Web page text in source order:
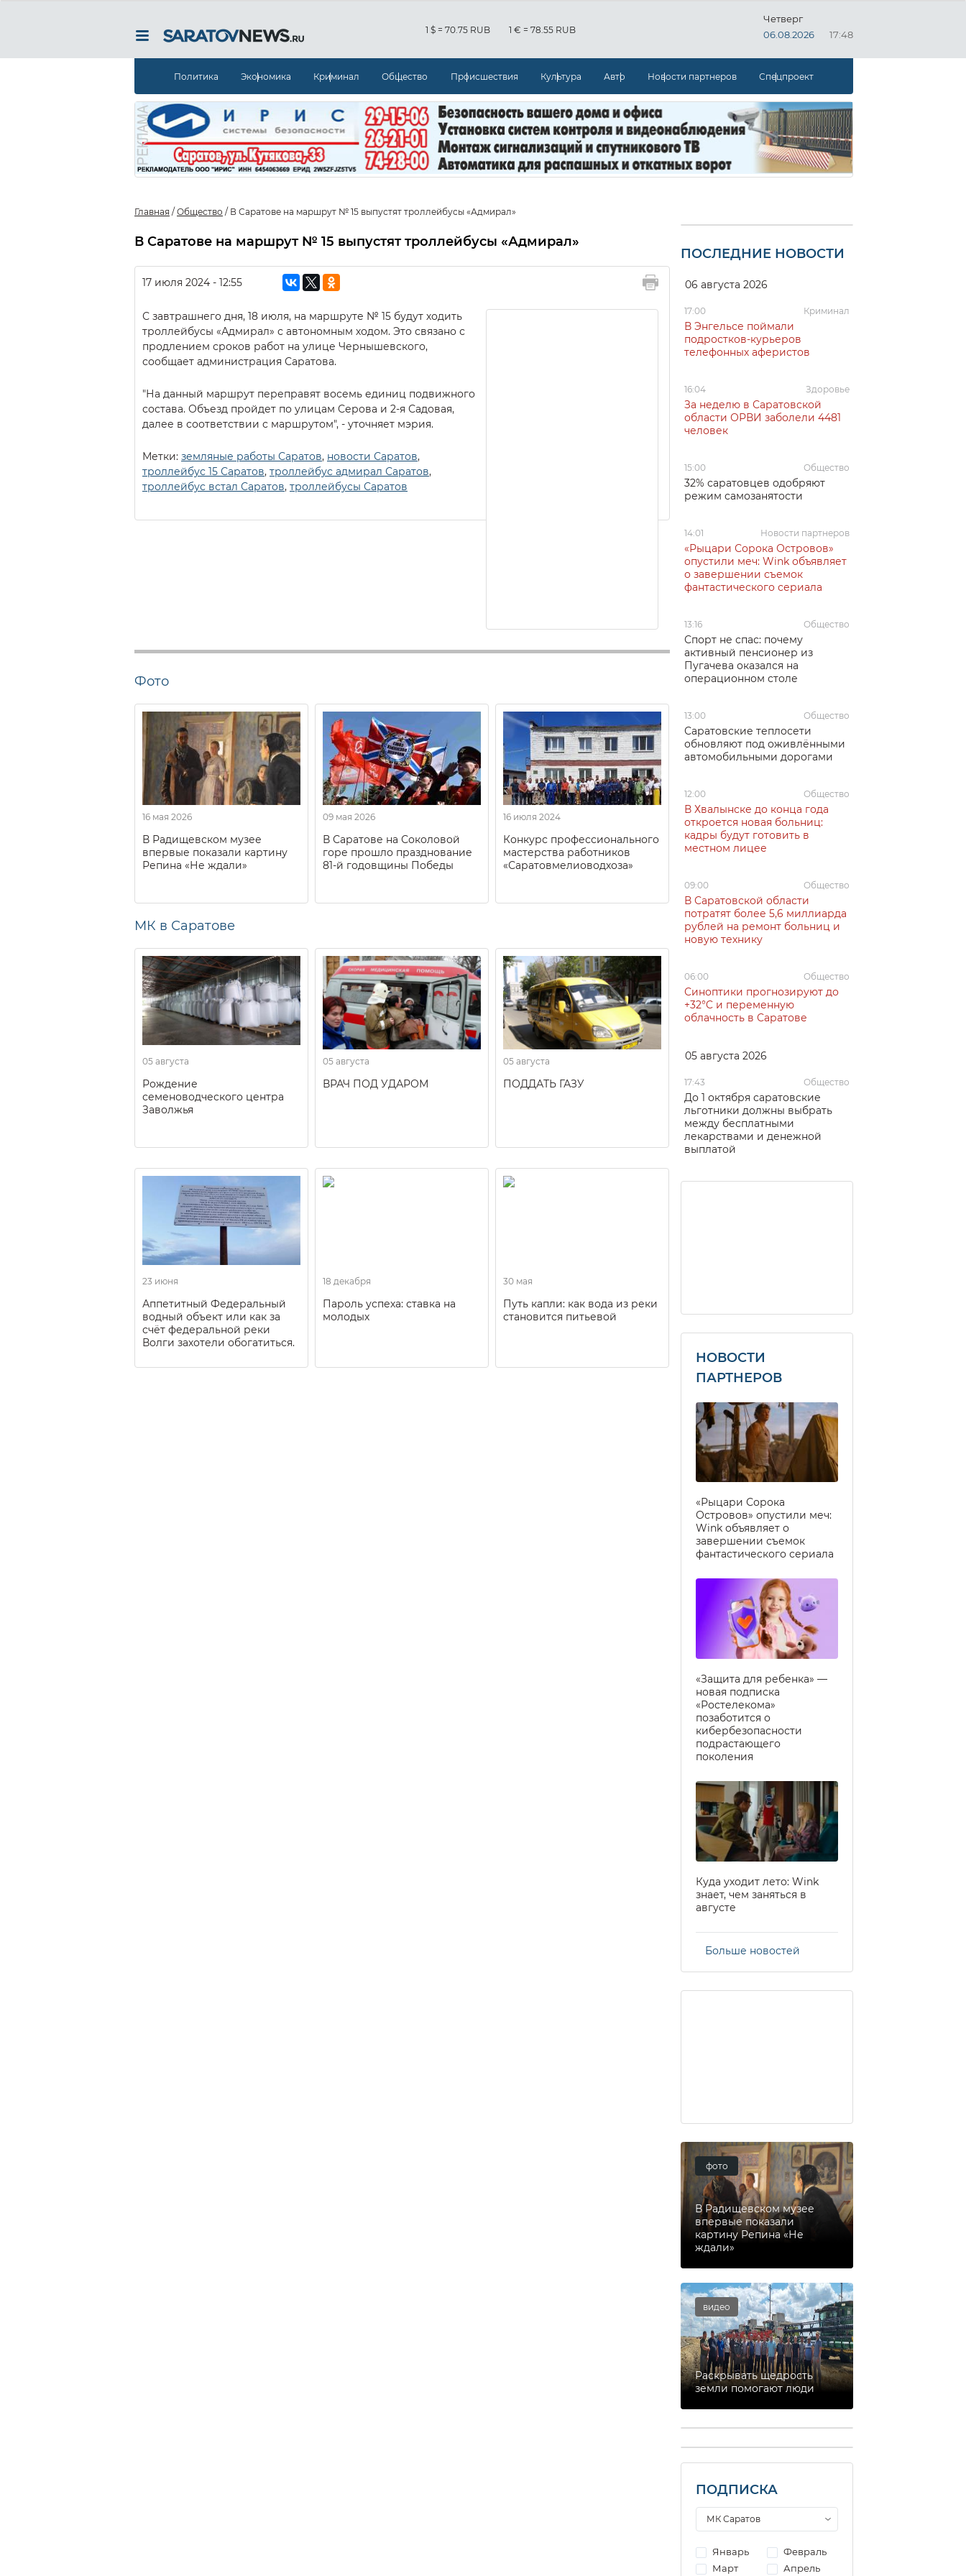
1 $ = 70.75 RUB 1 € = 78.55 RUB
Четверг
06.08.2026
17:48
Политика Экономика Криминал Общество Происшествия Культура Авто Новости партнеров Спецпроект
Главная / Общество / В Саратове на маршрут № 15 выпустят троллейбусы «Адмирал»
В Саратове на маршрут № 15 выпустят троллейбусы «Адмирал»
17 июля 2024 - 12:55
С завтрашнего дня, 18 июля, на маршруте № 15 будут ходить
троллейбусы «Адмирал» с автономным ходом. Это связано с
продлением сроков работ на улице Чернышевского,
сообщает администрация Саратова.
"На данный маршрут переправят восемь единиц подвижного
состава. Объезд пройдет по улицам Серова и 2-я Садовая,
далее в соответствии с маршрутом", - уточняет мэрия.
Метки: земляные работы Саратов, новости Саратов,
троллейбус 15 Саратов, троллейбус адмирал Саратов,
троллейбус встал Саратов, троллейбусы Саратов
Фото
16 мая 2026
В Радищевском музее
впервые показали картину
Репина «Не ждали»
09 мая 2026
В Саратове на Соколовой
горе прошло празднование
81-й годовщины Победы
16 июля 2024
Конкурс профессионального
мастерства работников
«Саратовмелиоводхоза»
МК в Саратове
05 августа
Рождение
семеноводческого центра
Заволжья
05 августа
ВРАЧ ПОД УДАРОМ
05 августа
ПОДДАТЬ ГАЗУ
23 июня
Аппетитный Федеральный
водный объект или как за
счёт федеральной реки
Волги захотели обогатиться.
18 декабря
Пароль успеха: ставка на
молодых
30 мая
Путь капли: как вода из реки
становится питьевой
ПОСЛЕДНИЕ НОВОСТИ
06 августа 2026
17:00 Криминал
В Энгельсе поймали
подростков-курьеров
телефонных аферистов
16:04 Здоровье
За неделю в Саратовской
области ОРВИ заболели 4481
человек
15:00 Общество
32% саратовцев одобряют
режим самозанятости
14:01 Новости партнеров
«Рыцари Сорока Островов»
опустили меч: Wink объявляет
о завершении съемок
фантастического сериала
13:16 Общество
Спорт не спас: почему
активный пенсионер из
Пугачева оказался на
операционном столе
13:00 Общество
Саратовские теплосети
обновляют под оживлёнными
автомобильными дорогами
12:00 Общество
В Хвалынске до конца года
откроется новая больниц:
кадры будут готовить в
местном лицее
09:00 Общество
В Саратовской области
потратят более 5,6 миллиарда
рублей на ремонт больниц и
новую технику
06:00 Общество
Синоптики прогнозируют до
+32°C и переменную
облачность в Саратове
05 августа 2026
17:43 Общество
До 1 октября саратовские
льготники должны выбрать
между бесплатными
лекарствами и денежной
выплатой
НОВОСТИ
ПАРТНЕРОВ
«Рыцари Сорока
Островов» опустили меч:
Wink объявляет о
завершении съемок
фантастического сериала
«Защита для ребенка» —
новая подписка
«Ростелекома»
позаботится о
кибербезопасности
подрастающего
поколения
Куда уходит лето: Wink
знает, чем заняться в
августе
Больше новостей
фото
В Радищевском музее
впервые показали
картину Репина «Не
ждали»
видео
Раскрывать щедрость
земли помогают люди
ПОДПИСКА
Январь
Февраль
Март
Апрель